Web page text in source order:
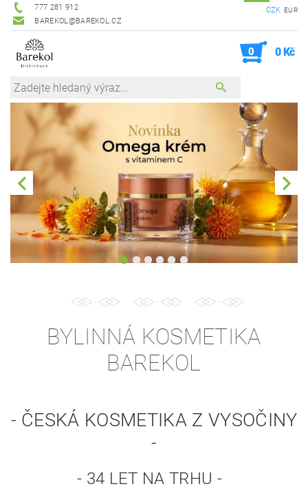
777 281 912
BAREKOL@BAREKOL.CZ
CZK EUR
0 0 Kč
BYLINNÁ KOSMETIKA
BAREKOL
- ČESKÁ KOSMETIKA Z VYSOČINY
-
- 34 LET NA TRHU -